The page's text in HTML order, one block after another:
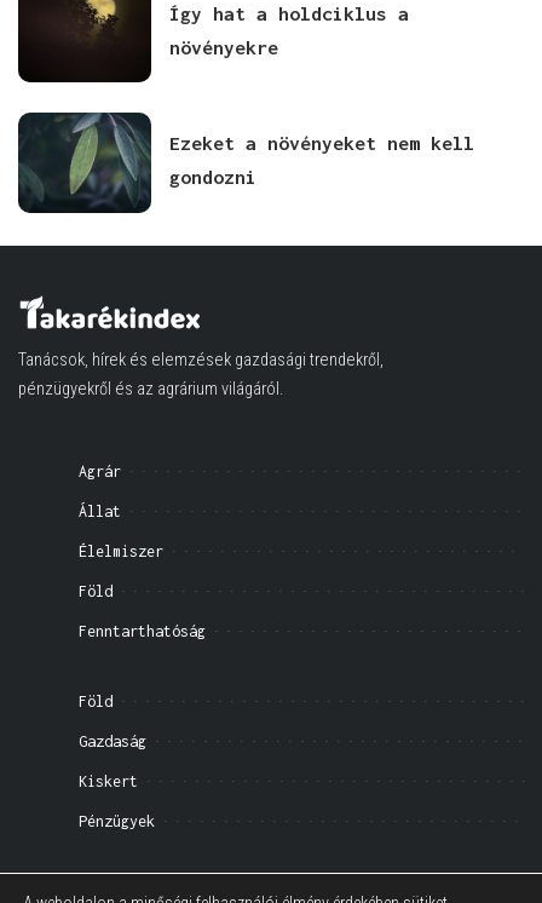
Így hat a holdciklus a
növényekre
Ezeket a növényeket nem kell
gondozni
Tanácsok, hírek és elemzések gazdasági trendekről,
pénzügyekről és az agrárium világáról.
Agrár
Állat
Élelmiszer
Föld
Fenntarthatóság
Föld
Gazdaság
Kiskert
Pénzügyek